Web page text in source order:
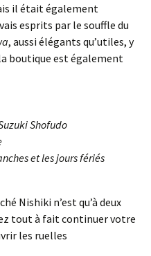
il était également
esprits par le souffle du
, aussi élégants qu’utiles, y
boutique est également
Shofudo
et les jours fériés
Nishiki n’est qu’à deux
tout à fait continuer votre
les ruelles